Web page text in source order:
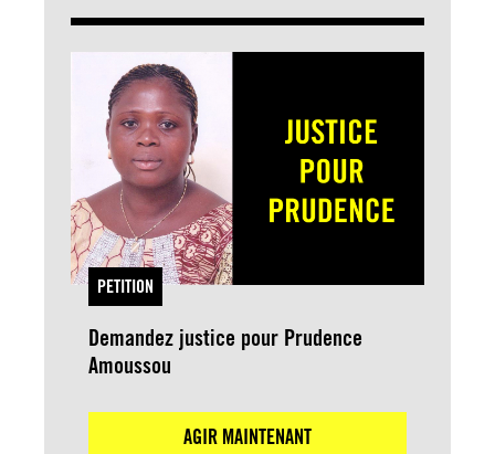
PETITION
Demandez justice pour Prudence
Amoussou
AGIR MAINTENANT